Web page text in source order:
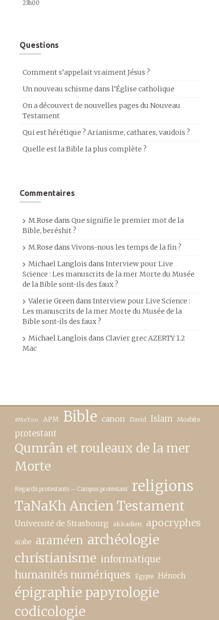
23h00
Questions
Comment s’appelait vraiment Jésus ?
Un nouveau schisme dans l’Église catholique
On a découvert de nouvelles pages du Nouveau
Testament
Qui est hérétique ? Arianisme, cathares, vaudois ?
Quelle est la Bible la plus complète ?
Commentaires
M.Rose dans Que signifie le premier mot de la
Bible, beréshit ?
M.Rose dansVivons-nous les temps de la fin ?
Michael Langlois dans Interview pour Live
Science : Les manuscrits de la mer Morte du Musée
de la Bible sont-ils des faux ?
Valerie Greendans Interview pour Live Science :
Les manuscrits de la mer Morte du Musée de la
Bible sont-ils des faux ?
Michael Langlois dans Clavier grec AZERTY 1.2
Mac
#MeToo APM Bible canon David Islam Moabite
protestant
Qumrân et rouleaux de la mer
Morte
Regards protestants – Campus protestant religions
TaNaKh Ancien Testament
Université de Strasbourg akkadien apocryphes
arabe araméen archéologie
christianisme informatique
humanités numériques Égypte Hénoch
épigraphie papyrologie
codicologie